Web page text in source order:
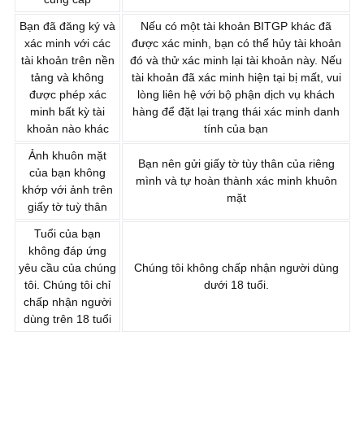
Bạn đã đăng ký và
xác minh với các
tài khoản trên nền
tảng và không
được phép xác
minh bất kỳ tài
khoản nào khác
Nếu có một tài khoản BITGP khác đã
được xác minh, bạn có thể hủy tài khoản
đó và thử xác minh lại tài khoản này. Nếu
tài khoản đã xác minh hiện tại bị mất, vui
lòng liên hệ với bộ phận dịch vụ khách
hàng để đặt lại trạng thái xác minh danh
tính của bạn
Ảnh khuôn mặt
của bạn không
khớp với ảnh trên
giấy tờ tuỳ thân
Bạn nên gửi giấy tờ tùy thân của riêng
mình và tự hoàn thành xác minh khuôn
mặt
Tuổi của bạn
không đáp ứng
yêu cầu của chúng
tôi. Chúng tôi chỉ
chấp nhận người
dùng trên 18 tuổi
Chúng tôi không chấp nhận người dùng
dưới 18 tuổi.